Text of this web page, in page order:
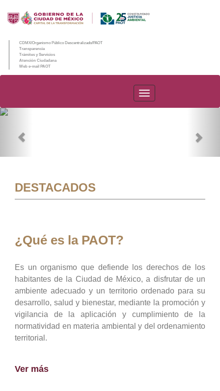
CDMX/Organismo Público Descentralizado/PAOT
Transparencia
Trámites y Servicios
Atención Ciudadana
Web e-mail PAOT
PAOT
DESTACADOS
¿Qué es la PAOT?
Es un organismo que defiende los derechos de los
habitantes de la Ciudad de México, a disfrutar de un
ambiente adecuado y un territorio ordenado para su
desarrollo, salud y bienestar, mediante la promoción y
vigilancia de la aplicación y cumplimiento de la
normatividad en materia ambiental y del ordenamiento
territorial.
Ver más